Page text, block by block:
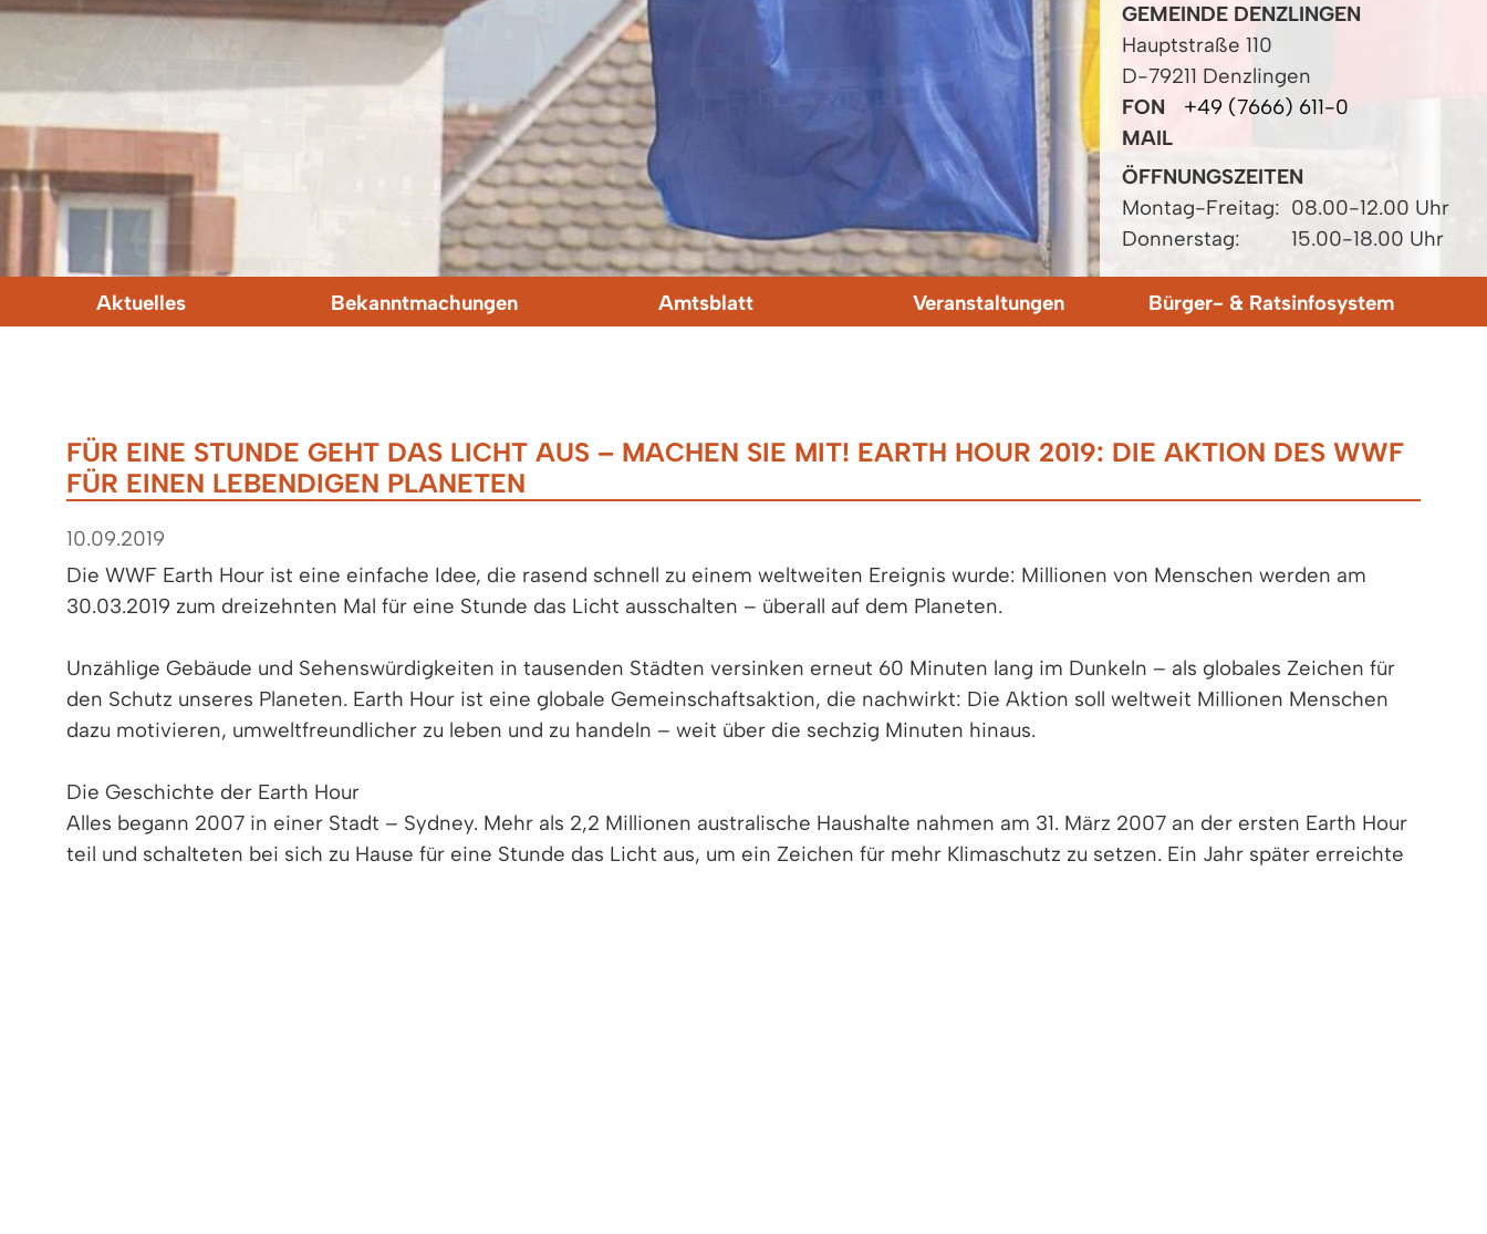
GEMEINDE DENZLINGEN
Hauptstraße 110
D-79211 Denzlingen
FON
+49 (7666) 611-0
MAIL
ÖFFNUNGSZEITEN
Montag-Freitag: 08.00-12.00 Uhr
Donnerstag:
15.00-18.00 Uhr
Aktuelles Bekanntmachungen Amtsblatt Veranstaltungen Bürger- & Ratsinfosystem
FÜR EINE STUNDE GEHT DAS LICHT AUS – MACHEN SIE MIT! EARTH HOUR 2019: DIE AKTION DES WWF
FÜR EINEN LEBENDIGEN PLANETEN
10.09.2019
Die WWF Earth Hour ist eine einfache Idee, die rasend schnell zu einem weltweiten Ereignis wurde: Millionen von Menschen werden am
30.03.2019 zum dreizehnten Mal für eine Stunde das Licht ausschalten – überall auf dem Planeten.
Unzählige Gebäude und Sehenswürdigkeiten in tausenden Städten versinken erneut 60 Minuten lang im Dunkeln – als globales Zeichen für
den Schutz unseres Planeten. Earth Hour ist eine globale Gemeinschaftsaktion, die nachwirkt: Die Aktion soll weltweit Millionen Menschen
dazu motivieren, umweltfreundlicher zu leben und zu handeln – weit über die sechzig Minuten hinaus.
Die Geschichte der Earth Hour
Alles begann 2007 in einer Stadt – Sydney. Mehr als 2,2 Millionen australische Haushalte nahmen am 31. März 2007 an der ersten Earth Hour
teil und schalteten bei sich zu Hause für eine Stunde das Licht aus, um ein Zeichen für mehr Klimaschutz zu setzen. Ein Jahr später erreichte